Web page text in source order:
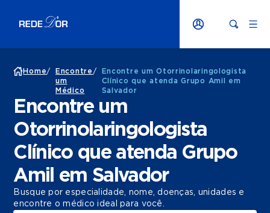
Home/
Encontre
um
Médico
/
Encontre um Otorrinolaringologista
Clínico que atenda Grupo Amil em
Salvador
Encontre um
Otorrinolaringologista
Clínico que atenda Grupo
Amil em Salvador
Busque por especialidade, nome, doenças, unidades e
encontre o médico ideal para você.